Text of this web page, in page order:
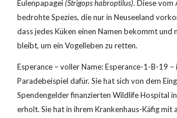
Eulenpapagei (Strigops habroptilus). Diese vom
bedrohte Spezies, die nur in Neuseeland
dass jedes Küken einen Namen bekommt und
bleibt, um ein Vogelleben zu retten.
Esperance – voller Name: Esperance-1-B-19 –
Paradebeispiel dafür. Sie hat sich von dem
Spendengelder finanzierten Wildlife Hospital
erholt. Sie hat in ihrem Krankenhaus-Käfig mit